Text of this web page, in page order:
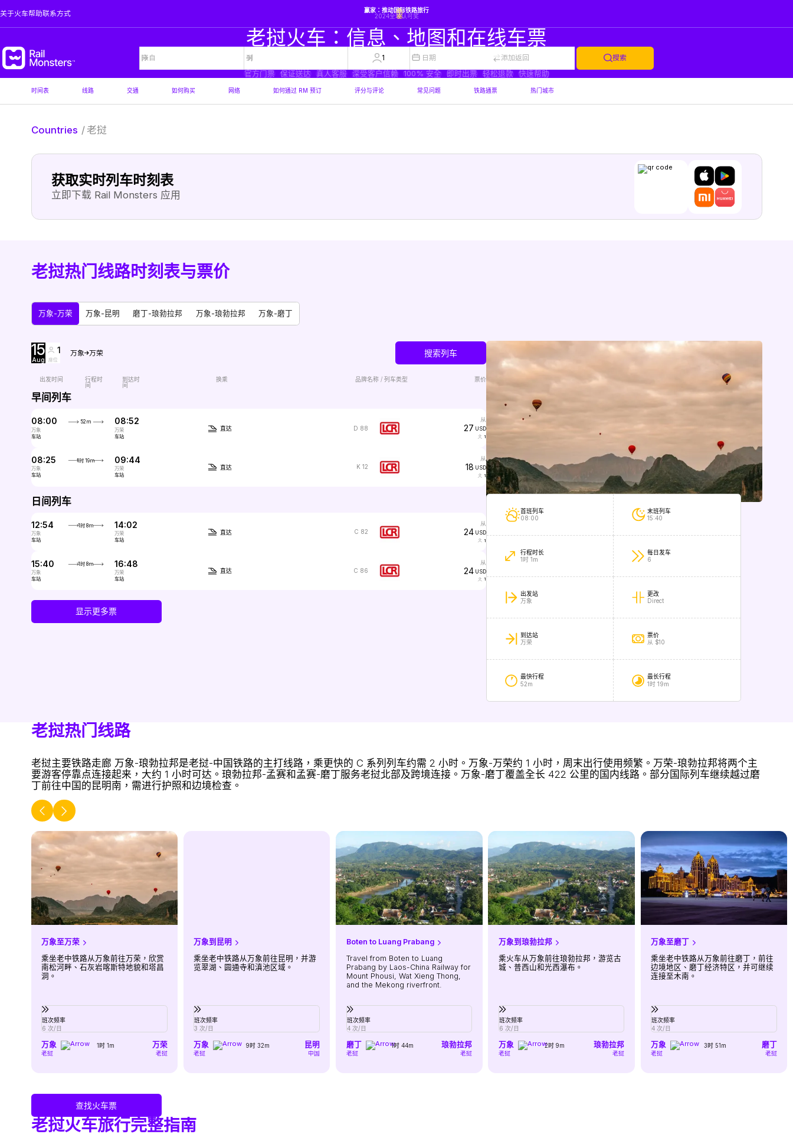
关于火车帮助联系方式
赢家：推动国际铁路旅行
2024全球认可奖
老挝火车：信息、地图和在线车票
1 日期 添加返回
搜索
官方门票
保证送达 真人客服 深受客户信赖 100% 安全 即时出票 轻松退款 快速帮助
时间表 线路 交通 如何购买 网络 如何通过 RM 预订 评分与评论 常见问题 铁路通票 热门城市
Countries / 老挝
获取实时列车时刻表
立即下载 Rail Monsters 应用
老挝热门线路时刻表与票价
万象-万荣 万象-昆明 磨丁-琅勃拉邦 万象-琅勃拉邦 万象-磨丁
15
Aug
1
座位
万象 万荣 搜索列车
出发时间
行程时
间
到达时
间
换乘 品牌名称 / 列车类型 票价
早间列车
08:00
万象
车站
52m 08:52
万荣
车站
直达 D 88
从
27 USD
1
08:25
万象
车站
1时 19m 09:44
万荣
车站
直达 K 12
从
18 USD
1
日间列车
12:54
万象
车站
1时 8m 14:02
万荣
车站
直达 C 82
从
24USD
1
15:40
万象
车站
1时 8m 16:48
万荣
车站
直达 C 86
从
24USD
1
显示更多票
首班列车
08:00
末班列车
15:40
行程时长
1时 1m
每日发车
6
出发站
万象
更改
Direct
到达站
万荣
票价
从 $10
最快行程
52m
最长行程
1时 19m
老挝热门线路
老挝主要铁路走廊 万象-琅勃拉邦是老挝-中国铁路的主打线路，乘更快的 C 系列列车约需 2 小时。万象-万荣约 1 小时，周末出行使用频繁。万荣-琅勃拉邦将两个主
要游客停靠点连接起来，大约 1 小时可达。琅勃拉邦-孟赛和孟赛-磨丁服务老挝北部及跨境连接。万象-磨丁覆盖全长 422 公里的国内线路。部分国际列车继续越过磨
丁前往中国的昆明南，需进行护照和边境检查。
万象至万荣
乘坐老中铁路从万象前往万荣，欣赏
南松河畔、石灰岩喀斯特地貌和塔昌
洞。
班次频率
6 次/日
万象
老挝
1时 1m 万荣
老挝
万象到昆明
乘坐老中铁路从万象前往昆明，并游
览翠湖、圆通寺和滇池区域。
班次频率
3 次/日
万象
老挝
9时 32m 昆明
中国
Boten to Luang Prabang
Travel from Boten to Luang
Prabang by Laos-China Railway for
Mount Phousi, Wat Xieng Thong,
and the Mekong riverfront.
班次频率
4 次/日
磨丁
老挝
1时 44m 琅勃拉邦
老挝
万象到琅勃拉邦
乘火车从万象前往琅勃拉邦，游览古
城、普西山和光西瀑布。
班次频率
6 次/日
万象
老挝
2时 9m 琅勃拉邦
老挝
万象至磨丁
乘坐老中铁路从万象前往磨丁，前往
边境地区、磨丁经济特区，并可继续
连接至木南。
班次频率
4 次/日
万象
老挝
3时 51m 磨丁
老挝
查找火车票
老挝火车旅行完整指南